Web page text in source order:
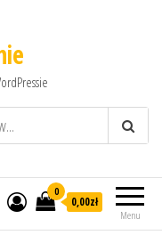
Menu
0
0,00zł